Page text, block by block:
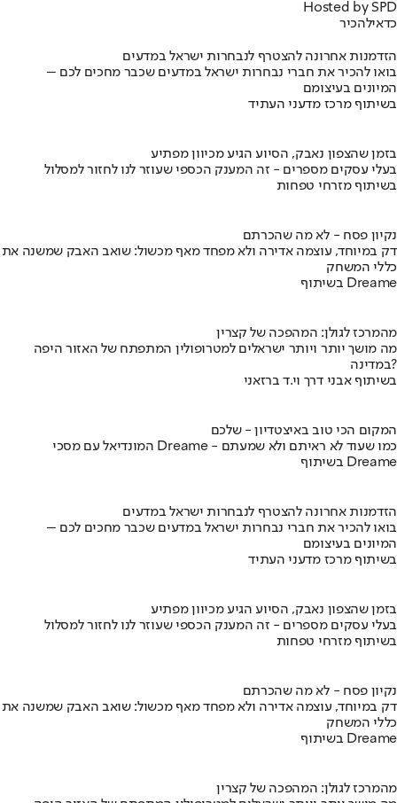
Hosted by SPD
כדאילהכיר
הזדמנות אחרונה להצטרף לנבחרות ישראל במדעים
בואו להכיר את חברי נבחרות ישראל במדעים שכבר מחכים לכם –
המיונים בעיצומם
בשיתוף מרכז מדעני העתיד
בזמן שהצפון נאבק, הסיוע הגיע מכיוון מפתיע
בעלי עסקים מספרים - זה המענק הכספי שעוזר לנו לחזור למסלול
בשיתוף מזרחי טפחות
נקיון פסח - לא מה שהכרתם
דק במיוחד, עוצמה אדירה ולא מפחד מאף מכשול: שואב האבק שמשנה את
כללי המשחק
בשיתוף Dreame
מהמרכז לגולן: המהפכה של קצרין
מה מושך יותר ויותר ישראלים למטרופולין המתפתח של האזור היפה
במדינה?
בשיתוף אבני דרך וי.ד ברזאני
המקום הכי טוב באיצטדיון - שלכם
המונדיאל עם מסכי Dreame - כמו שעוד לא ראיתם ולא שמעתם
בשיתוף Dreame
הזדמנות אחרונה להצטרף לנבחרות ישראל במדעים
בואו להכיר את חברי נבחרות ישראל במדעים שכבר מחכים לכם –
המיונים בעיצומם
בשיתוף מרכז מדעני העתיד
בזמן שהצפון נאבק, הסיוע הגיע מכיוון מפתיע
בעלי עסקים מספרים - זה המענק הכספי שעוזר לנו לחזור למסלול
בשיתוף מזרחי טפחות
נקיון פסח - לא מה שהכרתם
דק במיוחד, עוצמה אדירה ולא מפחד מאף מכשול: שואב האבק שמשנה את
כללי המשחק
בשיתוף Dreame
מהמרכז לגולן: המהפכה של קצרין